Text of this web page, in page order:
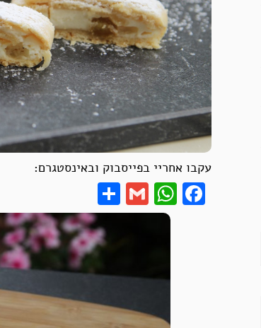
עקבו אחריי בפייסבוק ובאינסטגרם:
Facebook
WhatsApp
Gmail